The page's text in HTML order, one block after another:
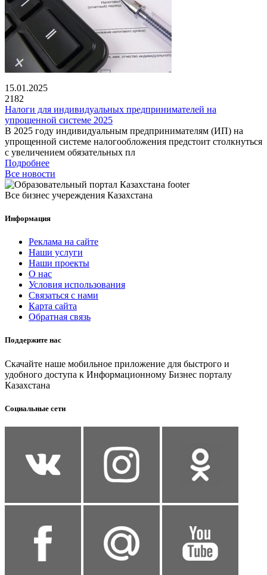
15.01.2025
2182
Налоги для индивидуальных предпринимателей на
упрощенной системе 2025
В 2025 году индивидуальным предпринимателям (ИП) на
упрощенной системе налогообложения предстоит столкнуться
с увеличением обязательных пл
Подробнее
Все новости
Все бизнес учереждения Казахстана
Информация
Реклама на сайте
Наши услуги
Наши проекты
О нас
Условия использования
Связаться с нами
Карта сайта
Обратная связь
Поддержите нас
Скачайте наше мобильное приложение для быстрого и
удобного доступа к Информационному Бизнес порталу
Казахстана
Социальные сети